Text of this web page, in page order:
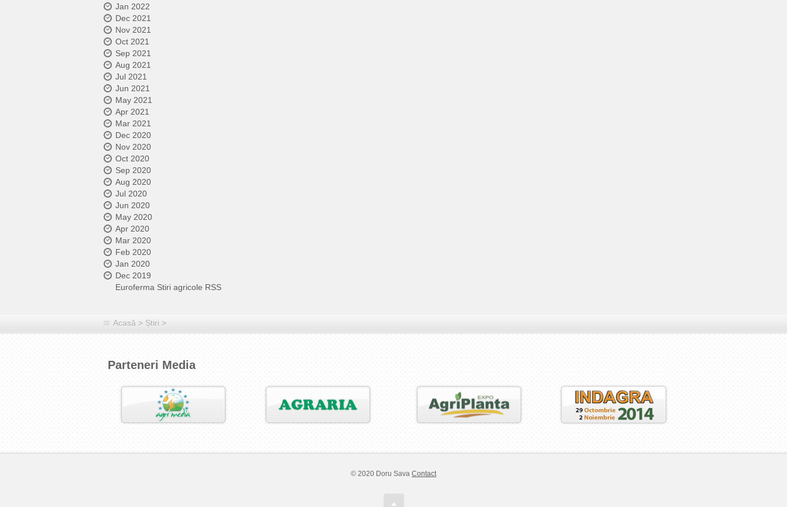
Jan 2022
Dec 2021
Nov 2021
Oct 2021
Sep 2021
Aug 2021
Jul 2021
Jun 2021
May 2021
Apr 2021
Mar 2021
Dec 2020
Nov 2020
Oct 2020
Sep 2020
Aug 2020
Jul 2020
Jun 2020
May 2020
Apr 2020
Mar 2020
Feb 2020
Jan 2020
Dec 2019
Euroferma Stiri agricole RSS
Acasă > Știri >
Parteneri Media
© 2020 Doru Sava Contact